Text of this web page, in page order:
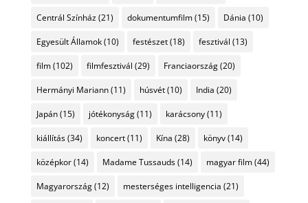
Centrál Színház(21) dokumentumfilm(15) Dánia (10)
Egyesült Államok(10) festészet(18) fesztivál (13)
film(102) filmfesztivál (29) Franciaország(20)
Hermányi Mariann(11) húsvét(10) India (20)
Japán(15) jótékonyság(11) karácsony(11)
kiállítás(34) koncert(11) Kína (28) könyv(14)
középkor(14) Madame Tussauds(14) magyar film(44)
Magyarország(12) mesterséges intelligencia (21)